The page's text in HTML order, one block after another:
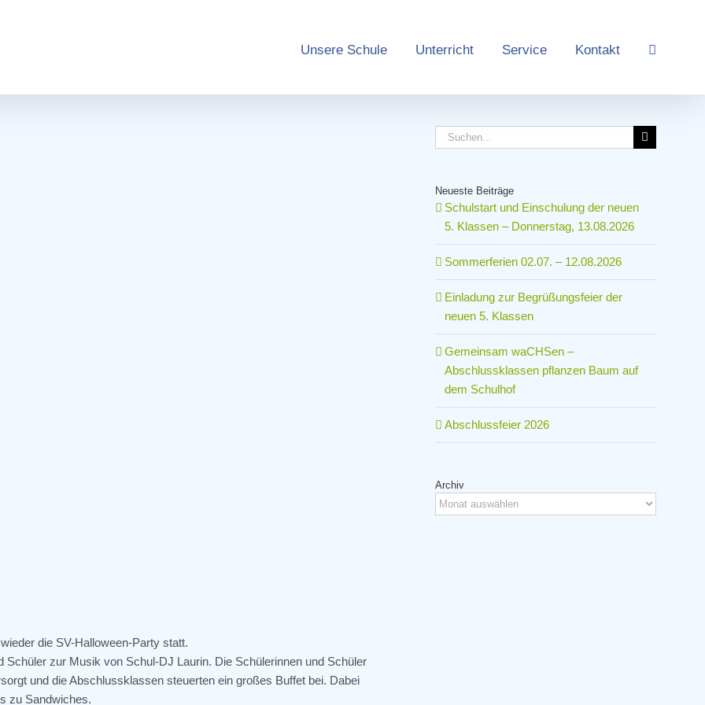
Unsere Schule Unterricht Service Kontakt
die SV-Halloween-Party statt.
zur Musik von Schul-DJ Laurin. Die Schülerinnen und Schüler
und die Abschlussklassen steuerten ein großes Buffet bei. Dabei
zu Sandwiches.
Suche
nach:
Neueste Beiträge
Schulstart und Einschulung der neuen
5. Klassen – Donnerstag, 13.08.2026
Sommerferien 02.07. – 12.08.2026
Einladung zur Begrüßungsfeier der
neuen 5. Klassen
Gemeinsam waCHSen –
Abschlussklassen pflanzen Baum auf
dem Schulhof
Abschlussfeier 2026
Archiv
Archiv